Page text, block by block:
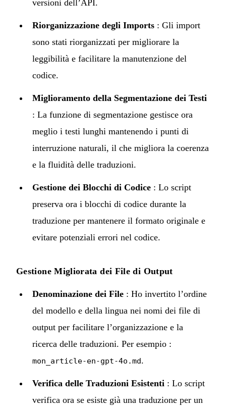
versioni dell’API.
Riorganizzazione degli Imports : Gli import
sono stati riorganizzati per migliorare la
leggibilità e facilitare la manutenzione del
codice.
Miglioramento della Segmentazione dei Testi
: La funzione di segmentazione gestisce ora
meglio i testi lunghi mantenendo i punti di
interruzione naturali, il che migliora la coerenza
e la fluidità delle traduzioni.
Gestione dei Blocchi di Codice : Lo script
preserva ora i blocchi di codice durante la
traduzione per mantenere il formato originale e
evitare potenziali errori nel codice.
Gestione Migliorata dei File di Output
Denominazione dei File : Ho invertito l’ordine
del modello e della lingua nei nomi dei file di
output per facilitare l’organizzazione e la
ricerca delle traduzioni. Per esempio :
mon_article-en-gpt-4o.md.
Verifica delle Traduzioni Esistenti : Lo script
verifica ora se esiste già una traduzione per un